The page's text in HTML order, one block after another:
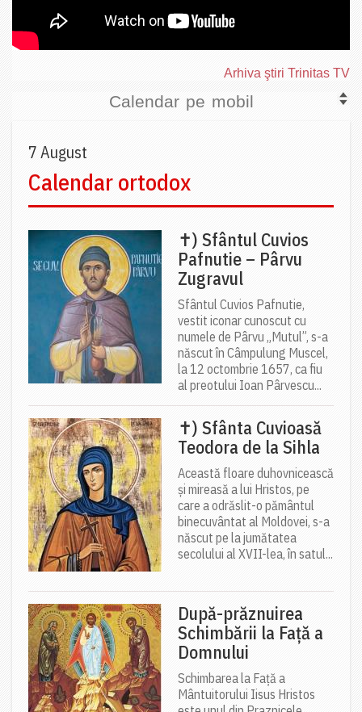
Arhiva ştiri Trinitas TV
Calendar pe mobil
7 August
Calendar ortodox
✝) Sfântul Cuvios
Pafnutie – Pârvu
Zugravul
Sfântul Cuvios Pafnutie,
vestit iconar cunoscut cu
numele de Pârvu „Mutul”, s-a
născut în Câmpulung Muscel,
la 12 octombrie 1657, ca fiu
al preotului Ioan Pârvescu...
✝) Sfânta Cuvioasă
Teodora de la Sihla
Această floare duhovnicească
și mireasă a lui Hristos, pe
care a odrăslit-o pământul
binecuvântat al Moldovei, s-a
născut pe la jumătatea
secolului al XVII-lea, în satul...
După-prăznuirea
Schimbării la Față a
Domnului
Schimbarea la Față a
Mântuitorului Iisus Hristos